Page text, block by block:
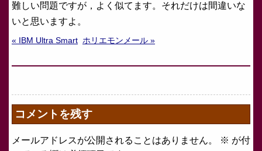
難しい問題ですが，よく似てます。それだけは間違いな
いと思いますよ。
« IBM Ultra Smart ホリエモンメール »
コメントを残す
メールアドレスが公開されることはありません。 ※ が付